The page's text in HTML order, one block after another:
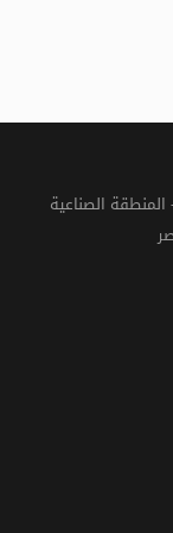
- المنطقة الصناعية